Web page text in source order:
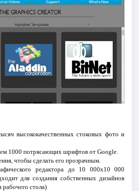
высококачественных стоковых фото и
1000 потрясающих шрифтов от Google.
чтобы сделать его прозрачным.
редактора до 10 000x10 000
для создания собственных дизайнов
рабочего стола)